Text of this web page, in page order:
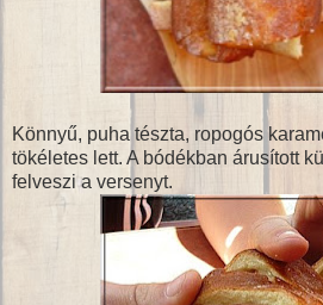
Könnyű, puha tészta, ropogós
tökéletes lett. A bódékban árusított
felveszi a versenyt.